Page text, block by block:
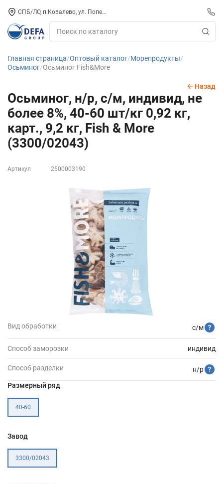
СПБ/ЛО, п.Ковалево, ул. Поперечная, д. 15, СК «ПИРС» («МОРОЗКО»)
Главная страница Оптовый каталог Морепродукты
Осьминог Осьминог Fish&More
Осьминог, н/р, с/м, индивид, не
более 8%, 40-60 шт/кг 0,92 кг,
карт., 9,2 кг, Fish & More
(3300/02043)
Назад
Артикул 2500003190
Вид обработки с/м
Способ заморозки индивид
Способ разделки
н/р
Размерный ряд
40-60
Завод
3300/02043